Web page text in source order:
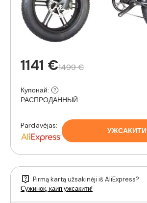
1141 €1499 €
Купонай:
РАСПРОДАННЫЙ
Pardavėjas:
УЖСАКИТИ
Pirmą kartą užsakinėji iš AliExpress?
Сужинок, каип ужсакити!